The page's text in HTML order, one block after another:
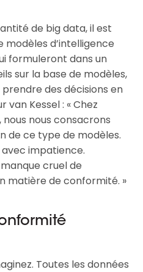
de big data, il est
modèles d’intelligence
formuleront dans un
sur la base de modèles,
des décisions en
van Kessel : « Chez
nous consacrons
de ce type de modèles.
impatience.
cruel de
matière de conformité. »
Toutes les données